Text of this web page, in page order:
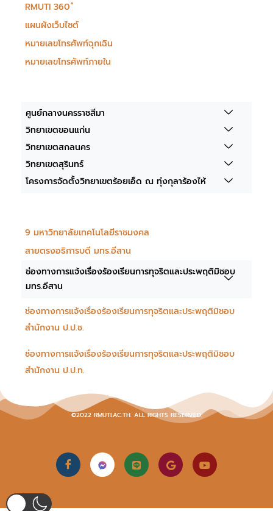
RMUTI 360 ํ
แผนผังเว็บไซต์
หมายเลขโทรศัพท์ฉุกเฉิน
หมายเลขโทรศัพท์ภายใน
ศูนย์กลางนครราชสีมา
วิทยาเขตขอนแก่น
วิทยาเขตสกลนคร
วิทยาเขตสุรินทร์
โครงการจัดตั้งวิทยาเขตร้อยเอ็ด ณ ทุ่งกุลาร้องไห้
9 มหาวิทยาลัยเทคโนโลยีราชมงคล
สายตรงอธิการบดี มทร.อีสาน
ช่องทางการแจ้งเรื่องร้องเรียนการทุจริตและประพฤติมิชอบ
มทร.อีสาน
ช่องทางการแจ้งเรื่องร้องเรียนการทุจริตและประพฤติมิชอบ
สำนักงาน ป.ป.ช.
ช่องทางการแจ้งเรื่องร้องเรียนการทุจริตและประพฤติมิชอบ
สำนักงาน ป.ป.ท.
©2022 RMUTI.AC.TH. ALL RIGHTS RESERVED.